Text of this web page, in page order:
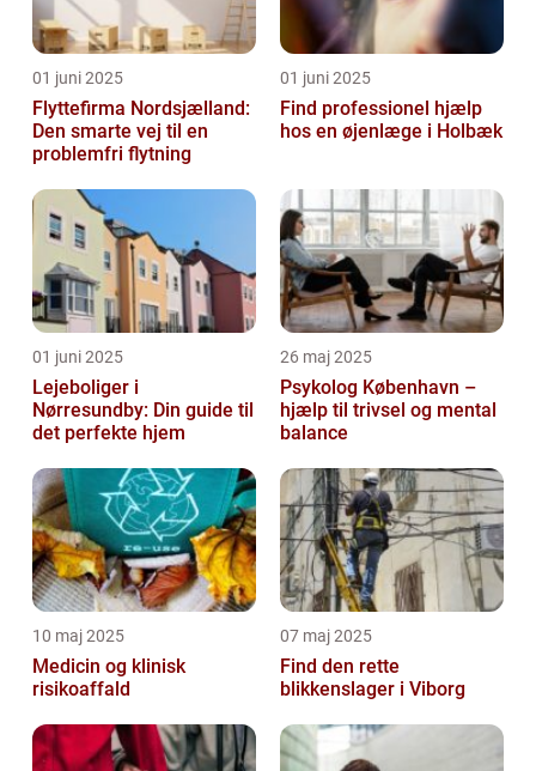
01 juni 2025
Flyttefirma Nordsjælland:
Den smarte vej til en
problemfri flytning
01 juni 2025
Find professionel hjælp
hos en øjenlæge i Holbæk
01 juni 2025
Lejeboliger i
Nørresundby: Din guide til
det perfekte hjem
26 maj 2025
Psykolog København –
hjælp til trivsel og mental
balance
10 maj 2025
Medicin og klinisk
risikoaffald
07 maj 2025
Find den rette
blikkenslager i Viborg